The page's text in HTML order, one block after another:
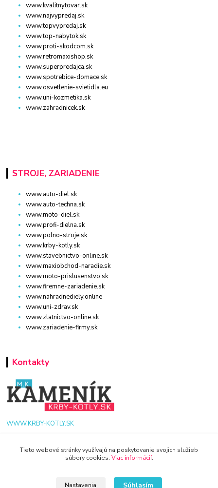
www.kvalitnytovar.sk
www.najvypredaj.sk
www.topvypredaj.sk
www.top-nabytok.sk
www.proti-skodcom.sk
www.retromaxishop.sk
www.superpredajca.sk
www.spotrebice-domace.sk
www.osvetlenie-svietidla.eu
www.uni-kozmetika.sk
www.zahradnicek.sk
STROJE, ZARIADENIE
www.auto-diel.sk
www.auto-techna.sk
www.moto-diel.sk
www.profi-dielna.sk
www.polno-stroje.sk
www.krby-kotly.sk
www.stavebnictvo-online.sk
www.maxiobchod-naradie.sk
www.moto-prislusenstvo.sk
www.firemne-zariadenie.sk
www.nahradnediely.online
www.uni-zdrav.sk
www.zlatnictvo-online.sk
www.zariadenie-firmy.sk
Kontakty
WWW.KRBY-KOTLY.SK
Tieto webové stránky využívajú na poskytovanie svojich služieb
súbory cookies. Viac informácií.
Nastavenia Súhlasím